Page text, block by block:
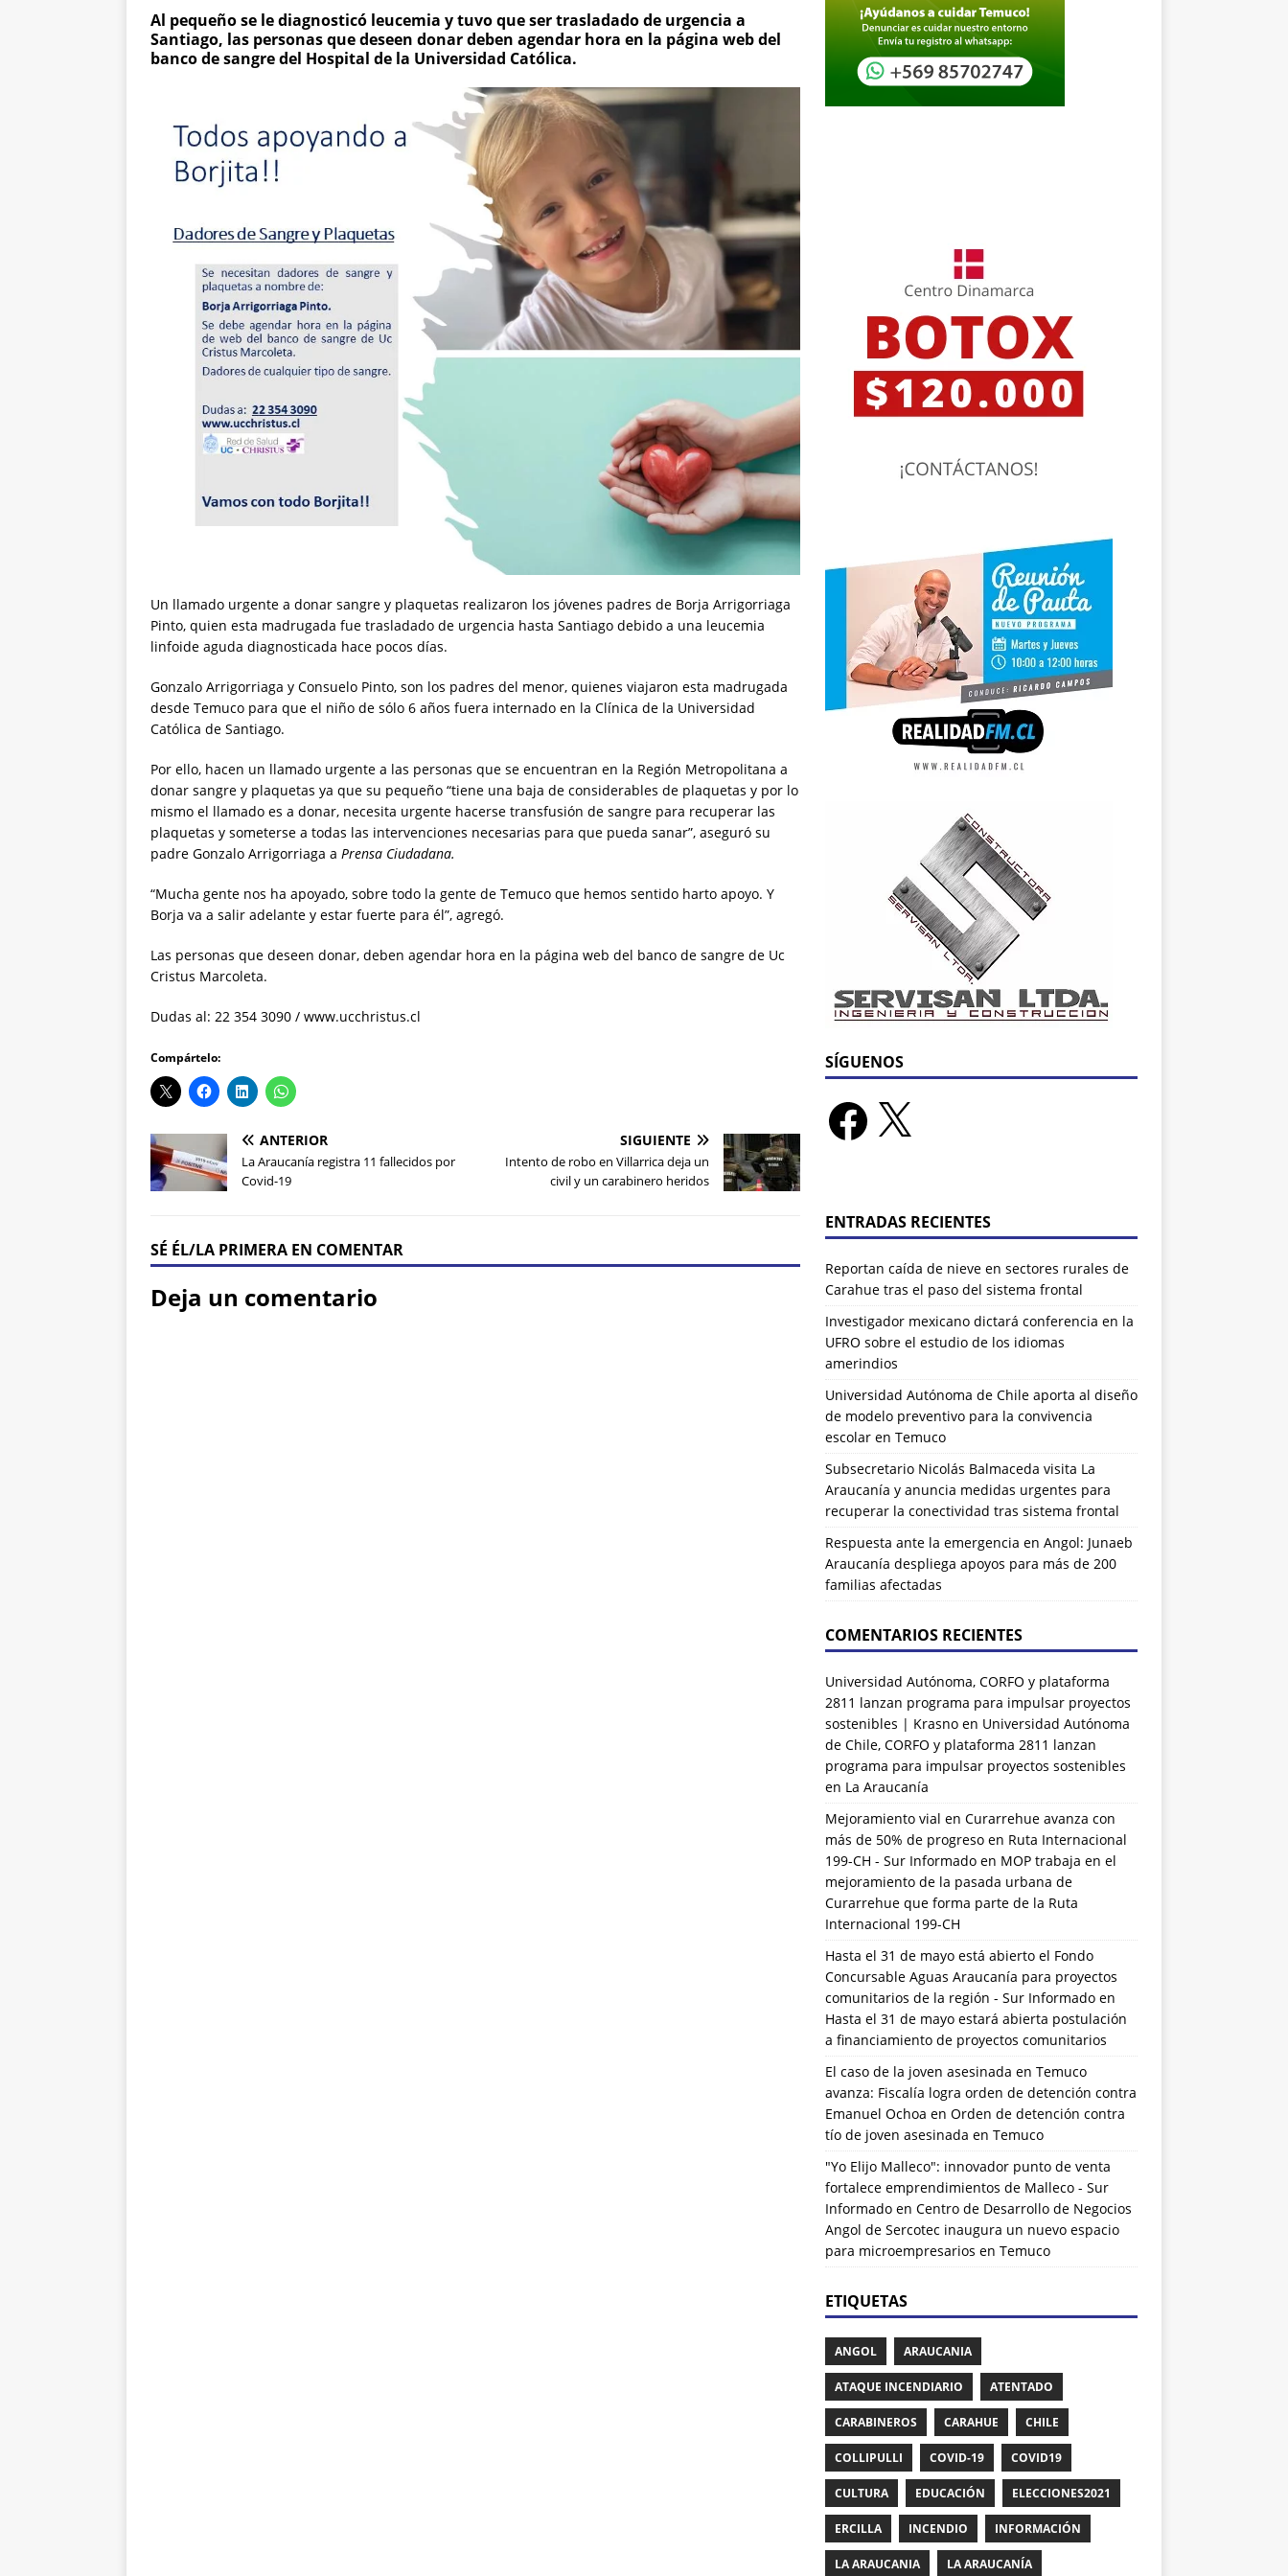
Al pequeño se le diagnosticó leucemia y tuvo que ser trasladado de urgencia a
Santiago, las personas que deseen donar deben agendar hora en la página web del
banco de sangre del Hospital de la Universidad Católica.
Un llamado urgente a donar sangre y plaquetas realizaron los jóvenes padres de Borja Arrigorriaga
Pinto, quien esta madrugada fue trasladado de urgencia hasta Santiago debido a una leucemia
linfoide aguda diagnosticada hace pocos días.
Gonzalo Arrigorriaga y Consuelo Pinto, son los padres del menor, quienes viajaron esta madrugada
desde Temuco para que el niño de sólo 6 años fuera internado en la Clínica de la Universidad
Católica de Santiago.
Por ello, hacen un llamado urgente a las personas que se encuentran en la Región Metropolitana a
donar sangre y plaquetas ya que su pequeño “tiene una baja de considerables de plaquetas y por lo
mismo el llamado es a donar, necesita urgente hacerse transfusión de sangre para recuperar las
plaquetas y someterse a todas las intervenciones necesarias para que pueda sanar”, aseguró su
padre Gonzalo Arrigorriaga a Prensa Ciudadana.
“Mucha gente nos ha apoyado, sobre todo la gente de Temuco que hemos sentido harto apoyo. Y
Borja va a salir adelante y estar fuerte para él”, agregó.
Las personas que deseen donar, deben agendar hora en la página web del banco de sangre de Uc
Cristus Marcoleta.
Dudas al: 22 354 3090 / www.ucchristus.cl
Compártelo:
ANTERIOR
La Araucanía registra 11 fallecidos por
Covid-19
SIGUIENTE
Intento de robo en Villarrica deja un
civil y un carabinero heridos
SÉ ÉL/LA PRIMERA EN COMENTAR
Deja un comentario
SÍGUENOS
ENTRADAS RECIENTES
Reportan caída de nieve en sectores rurales de
Carahue tras el paso del sistema frontal
Investigador mexicano dictará conferencia en la
UFRO sobre el estudio de los idiomas
amerindios
Universidad Autónoma de Chile aporta al diseño
de modelo preventivo para la convivencia
escolar en Temuco
Subsecretario Nicolás Balmaceda visita La
Araucanía y anuncia medidas urgentes para
recuperar la conectividad tras sistema frontal
Respuesta ante la emergencia en Angol: Junaeb
Araucanía despliega apoyos para más de 200
familias afectadas
COMENTARIOS RECIENTES
Universidad Autónoma, CORFO y plataforma
2811 lanzan programa para impulsar proyectos
sostenibles | Krasnoen Universidad Autónoma
de Chile, CORFO y plataforma 2811 lanzan
programa para impulsar proyectos sostenibles
en La Araucanía
Mejoramiento vial en Curarrehue avanza con
más de 50% de progreso en Ruta Internacional
199-CH - Sur Informadoen MOP trabaja en el
mejoramiento de la pasada urbana de
Curarrehue que forma parte de la Ruta
Internacional 199-CH
Hasta el 31 de mayo está abierto el Fondo
Concursable Aguas Araucanía para proyectos
comunitarios de la región - Sur Informadoen
Hasta el 31 de mayo estará abierta postulación
a financiamiento de proyectos comunitarios
El caso de la joven asesinada en Temuco
avanza: Fiscalía logra orden de detención contra
Emanuel Ochoa en Orden de detención contra
tío de joven asesinada en Temuco
"Yo Elijo Malleco": innovador punto de venta
fortalece emprendimientos de Malleco - Sur
Informadoen Centro de Desarrollo de Negocios
Angol de Sercotec inaugura un nuevo espacio
para microempresarios en Temuco
ETIQUETAS
ANGOL ARAUCANIA
ATAQUE INCENDIARIO ATENTADO
CARABINEROS CARAHUE CHILE
COLLIPULLI COVID-19 COVID19
CULTURA EDUCACIÓN ELECCIONES2021
ERCILLA INCENDIO INFORMACIÓN
LA ARAUCANIA LA ARAUCANÍA